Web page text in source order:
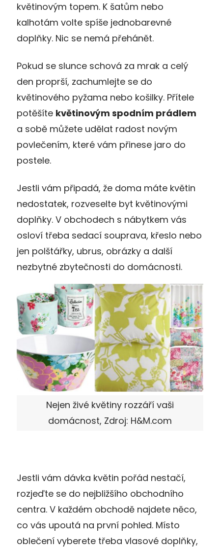
květinovým topem. K šatům nebo
kalhotám volte spíše jednobarevné
doplňky. Nic se nemá přehánět.
Pokud se slunce schová za mrak a celý
den proprší, zachumlejte se do
květinového pyžama nebo košilky. Přítele
potěšíte květinovým spodním prádlem
a sobě můžete udělat radost novým
povlečením, které vám přinese jaro do
postele.
Jestli vám připadá, že doma máte květin
nedostatek, rozveselte byt květinovými
doplňky. V obchodech s nábytkem vás
osloví třeba sedací souprava, křeslo nebo
jen polštářky, ubrus, obrázky a další
nezbytné zbytečnosti do domácnosti.
Nejen živé květiny rozzáří vaši
domácnost, Zdroj: H&M.com
Jestli vám dávka květin pořád nestačí,
rozjeďte se do nejbližšího obchodního
centra. V každém obchodě najdete něco,
co vás upoutá na první pohled. Místo
oblečení vyberete třeba vlasové doplňky,